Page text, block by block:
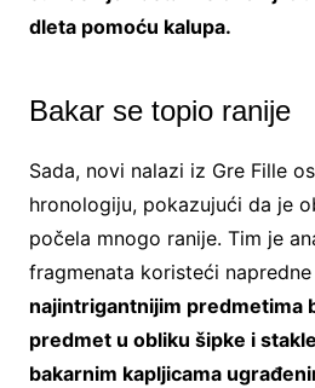
dleta pomoću kalupa.
Bakar se topio ranije
Sada, novi nalazi iz Gre Fille
hronologiju, pokazujući da je
počela mnogo ranije. Tim je
fragmenata koristeći napredne
najintrigantnijim predmetima
predmet u obliku šipke i
bakarnim kapljicama